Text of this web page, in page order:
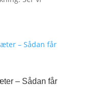
– Sådan får